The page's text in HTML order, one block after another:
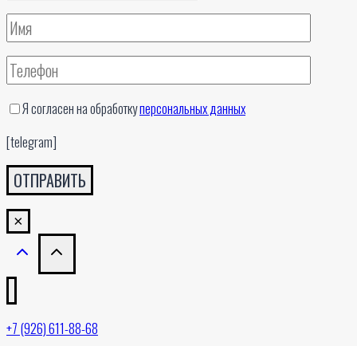
Я согласен на обработкуперсональных данных
[telegram]
×
+7 (926) 611-88-68